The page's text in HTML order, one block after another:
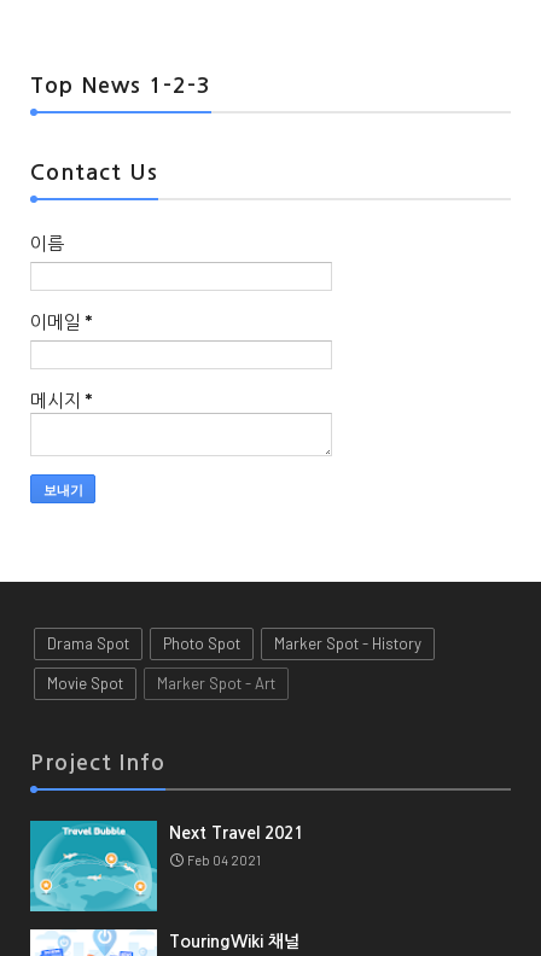
Top News 1-2-3
Contact Us
이름
이메일 *
메시지 *
Drama Spot Photo Spot Marker Spot - History
Movie Spot Marker Spot - Art
Project Info
Next Travel 2021
Feb 04 2021
TouringWiki 채널